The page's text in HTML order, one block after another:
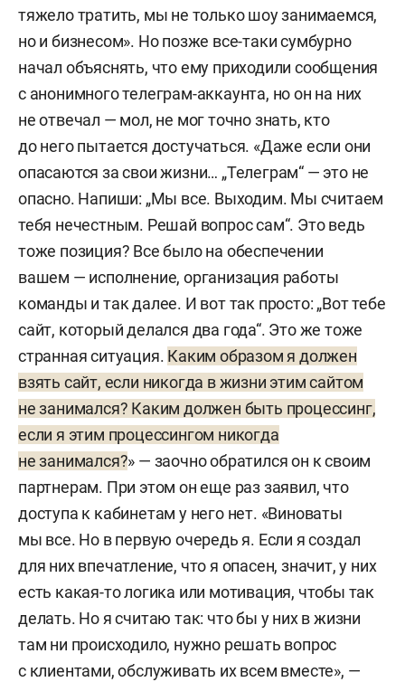
тяжело тратить, мы не только шоу занимаемся,
но и бизнесом». Но позже все-таки сумбурно
начал объяснять, что ему приходили сообщения
с анонимного телеграм-аккаунта, но он на них
не отвечал — мол, не мог точно знать, кто
до него пытается достучаться. «Даже если они
опасаются за свои жизни… „Телеграм“ — это не
опасно. Напиши: „Мы все. Выходим. Мы считаем
тебя нечестным. Решай вопрос сам“. Это ведь
тоже позиция? Все было на обеспечении
вашем — исполнение, организация работы
команды и так далее. И вот так просто: „Вот тебе
сайт, который делался два года“. Это же тоже
странная ситуация. Каким образом я должен
взять сайт, если никогда в жизни этим сайтом
не занимался? Каким должен быть процессинг,
если я этим процессингом никогда
не занимался?» — заочно обратился он к своим
партнерам. При этом он еще раз заявил, что
доступа к кабинетам у него нет. «Виноваты
мы все. Но в первую очередь я. Если я создал
для них впечатление, что я опасен, значит, у них
есть какая-то логика или мотивация, чтобы так
делать. Но я считаю так: что бы у них в жизни
там ни происходило, нужно решать вопрос
с клиентами, обслуживать их всем вместе», —